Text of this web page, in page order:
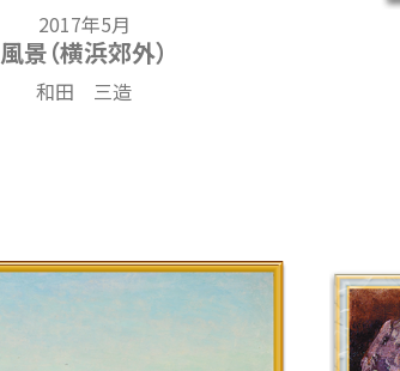
2017年5月
風景（横浜郊外）
和田 三造